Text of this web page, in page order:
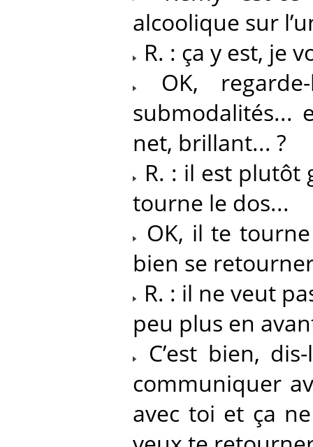
alcoolique sur
R. : ça y est, je
OK,
submodalités...
net, brillant... ?
R. : il est plutôt
tourne le dos...
OK, il te
bien se
R. : il ne veut
peu plus en
C’est bien,
communiquer
avec toi et ça